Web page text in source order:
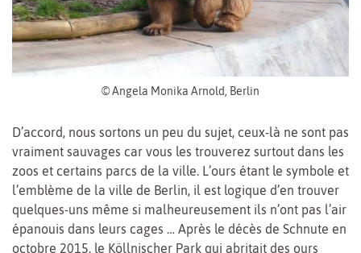
© Angela Monika Arnold, Berlin
D’accord, nous sortons un peu du sujet, ceux-là ne sont pas
vraiment sauvages car vous les trouverez surtout dans les
zoos et certains parcs de la ville. L’ours étant le symbole et
l’emblème de la ville de Berlin, il est logique d’en trouver
quelques-uns même si malheureusement ils n’ont pas l’air
épanouis dans leurs cages … Après le décès de Schnute en
octobre 2015, le Köllnischer Park qui abritait des ours